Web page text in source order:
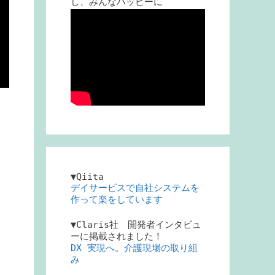
▼Qiita
デイサービスで自社システムを
作って楽をしています
▼Claris社 開発者インタビュ
ーに掲載されました！
DX 実現へ。介護現場の取り組
み